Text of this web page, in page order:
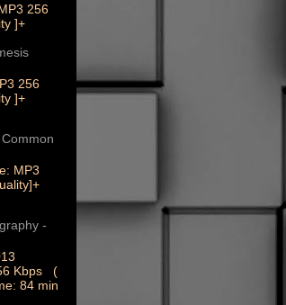
256
]+
256
]+
MP3
-
Kbps (
84 min